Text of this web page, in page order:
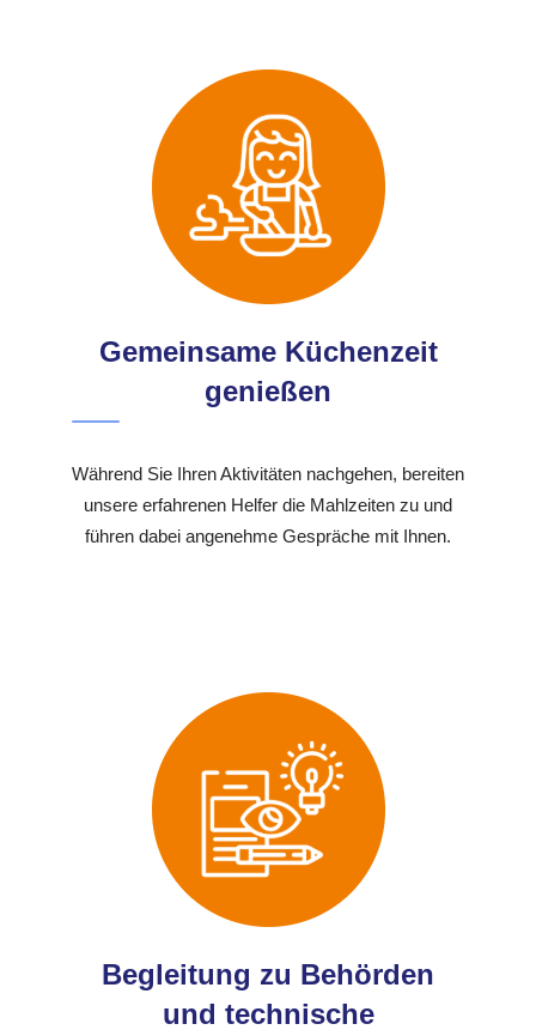
Gemeinsame Küchenzeit
genießen
Während Sie Ihren Aktivitäten nachgehen, bereiten
unsere erfahrenen Helfer die Mahlzeiten zu und
führen dabei angenehme Gespräche mit Ihnen.
Begleitung zu Behörden
und technische